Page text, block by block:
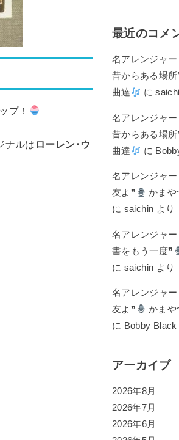
プ！
ナルは ローレン･ウ
最近のコメ
名アレンジャ
昔からある場所
曲達
に
名アレンジャ
昔からある場所
曲達
に
名アレンジャ
友よ❞
かまや
に saichin より
名アレンジャ
書をもう一度❞
に saichin より
名アレンジャ
友よ❞
かまや
に Bobby Black
アーカイブ
2026年8月
2026年7月
2026年6月